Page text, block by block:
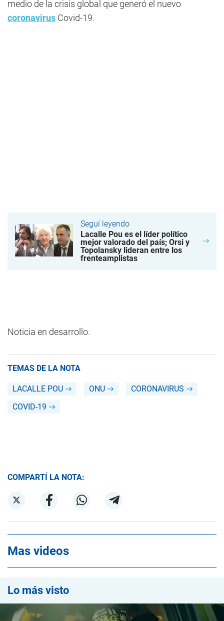
medio de la crisis global que generó el nuevo
coronavirus Covid-19.
Seguí leyendo
Lacalle Pou es el líder político
mejor valorado del país; Orsi y
Topolansky lideran entre los
frenteamplistas
Noticia en desarrollo.
TEMAS DE LA NOTA
LACALLE POU ONU
CORONAVIRUS
COVID-19
COMPARTÍ LA NOTA:
Mas videos
Lo más visto